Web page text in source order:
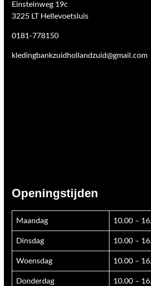
Einsteinweg 19c
3225 LT Hellevoetsluis
0181-778150
kledingbankzuidhollandzuid@gmail.com
Openingstijden
Maandag 10.00 –
Dinsdag 10.00 –
Woensdag 10.00 –
Donderdag 10.00 –